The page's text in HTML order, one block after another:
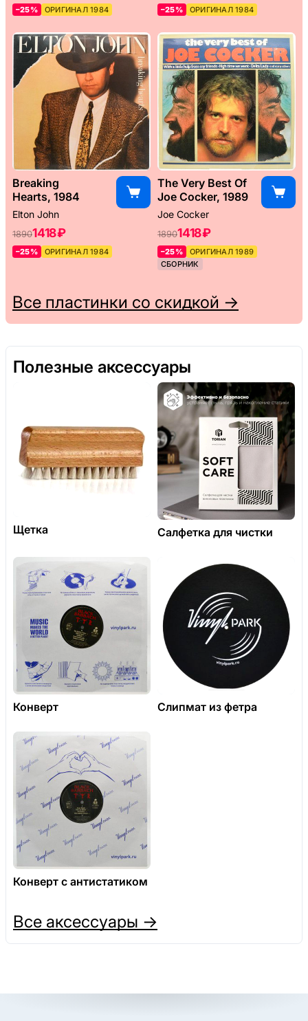
–25% ОРИГИНАЛ 1984 –25% ОРИГИНАЛ 1984
Breaking
Hearts, 1984
Elton John
18901418 ₽
–25% ОРИГИНАЛ 1984
The Very Best Of
Joe Cocker, 1989
Joe Cocker
18901418 ₽
–25%
ОРИГИНАЛ 1989
СБОРНИК
Все пластинки со скидкой →
Полезные аксессуары
Щетка Салфетка для чистки
Конверт Слипмат из фетра
Конверт с антистатиком
Все аксессуары →